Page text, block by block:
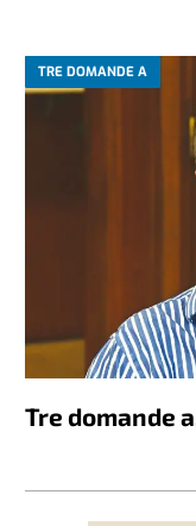
TRE DOMANDE A
Tre domande